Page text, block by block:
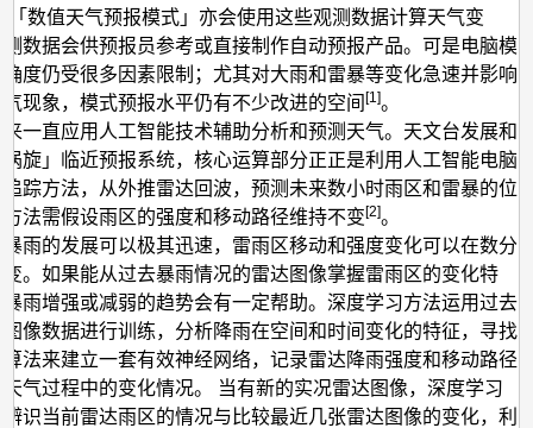
「数值天气预报模式」亦会使用这些观测数据计算天气变
数据会供预报员参考或直接制作自动预报产品。可是电脑模
度仍受很多因素限制；尤其对大雨和雷暴等变化‌急速并影响
现象，模式预报水平仍有不少改进的空间 [1]。
一直应用人工智能技术辅助分析和预测天气。天文台发展和
旋」临近预报系统，核心运算部分正正是利用人工智能电脑
踪方法，从外推雷达回波，预测未来数小时雨区和雷暴的位
法需假设雨区的强度和移动路径维持不变[2]。
雨的发展可以极其迅速，雷雨区移动和强度变化可以在数分
。如果能从过去暴雨情况的雷达图像掌握雷雨区的变化特
雨增强或减弱的趋势会有一定帮助。深度学习方法运用过去
像数据进行训练，分析降雨在空间和时间变化的特征，寻找
法来建立一套有效神经网络，记录雷达降雨强度和移动路径
气过程中的变化情况。 当有新的实况雷达图像，深度学习
识当前雷达雨区的情况与比较最近几张雷达图像的变化，利